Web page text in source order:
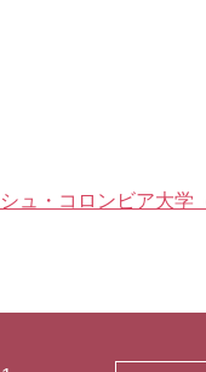
ュ・コロンビア大学